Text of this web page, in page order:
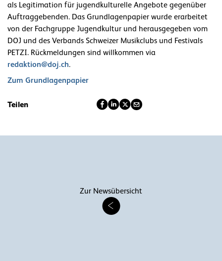
als Legitimation für jugendkulturelle Angebote gegenüber
Auftraggebenden. Das Grundlagenpapier wurde erarbeitet
von der Fachgruppe Jugendkultur und herausgegeben vom
DOJ und des Verbands Schweizer Musikclubs und Festivals
PETZI. Rückmeldungen sind willkommen via
redaktion@doj.ch.
Zum Grundlagenpapier
Teilen
Zur Newsübersicht